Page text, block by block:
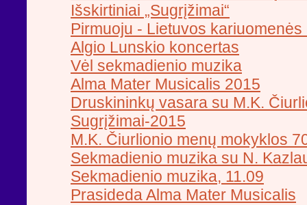
Išskirtiniai „Sugrįžimai“
Pirmuoju - Lietuvos
Algio Lunskio koncertas
Vėl sekmadienio muzika
Alma Mater Musicalis 2015
Druskininkų vasara su M.K.
Sugrįžimai-2015
M.K. Čiurlionio menų mokyklos
Sekmadienio muzika su N.
Sekmadienio muzika, 11.09
Prasideda Alma Mater Musicalis